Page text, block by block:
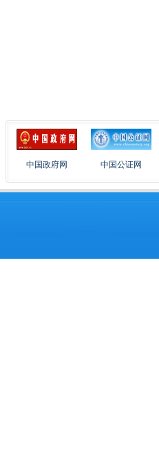
中国政府网 中国公证网